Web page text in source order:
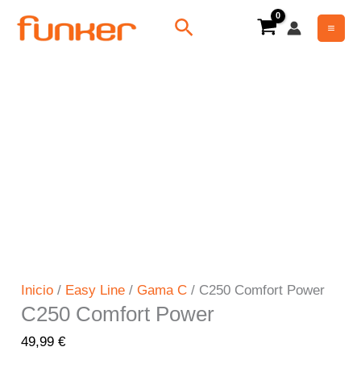
Buscar
Inicio / Easy Line /Gama C / C250 Comfort Power
C250 Comfort Power
49,99€
Comfort